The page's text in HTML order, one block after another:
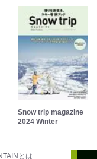
Snow trip magazine
2024 Winter
とは